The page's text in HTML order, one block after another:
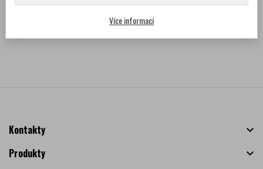
Žádný produkt nebyl bohužel nalezen
Kontakty

Produkty

Více informací